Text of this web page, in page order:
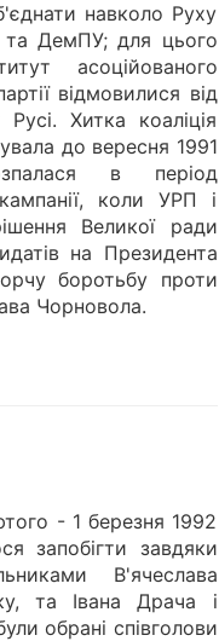
навколо Руху
та ДемПУ; для цього
асоційованого
відмовилися від
Хитка коаліція
до вересня 1991
в період
коли УРП і
Великої ради
на Президента
боротьбу проти
Чорновола.
- 1 березня 1992
запобігти завдяки
В'ячеслава
та Івана Драча і
обрані співголови